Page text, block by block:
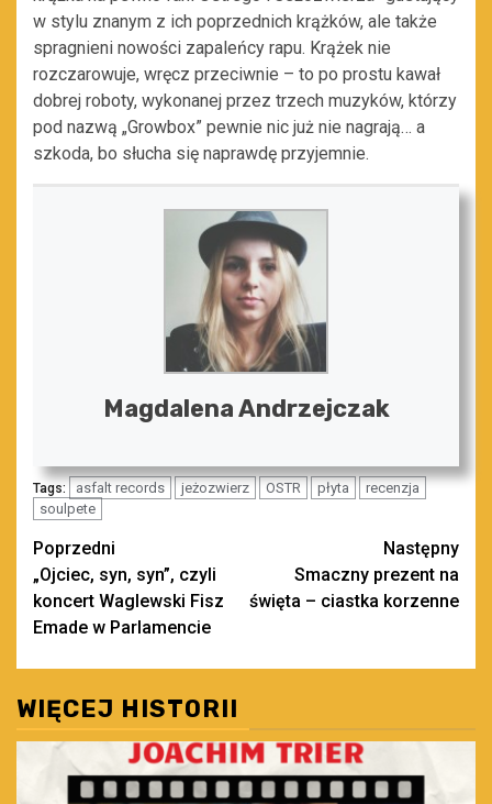
w stylu znanym z ich poprzednich krążków, ale także
spragnieni nowości zapaleńcy rapu. Krążek nie
rozczarowuje, wręcz przeciwnie – to po prostu kawał
dobrej roboty, wykonanej przez trzech muzyków, którzy
pod nazwą „Growbox” pewnie nic już nie nagrają… a
szkoda, bo słucha się naprawdę przyjemnie.
Magdalena Andrzejczak
Tags: asfalt records jeżozwierz OSTR płyta
recenzja
soulpete
Zobacz
wpisy
Poprzedni
„Ojciec, syn, syn”, czyli
koncert Waglewski Fisz
Emade w Parlamencie
Następny
Smaczny prezent na
święta – ciastka korzenne
WIĘCEJ HISTORII